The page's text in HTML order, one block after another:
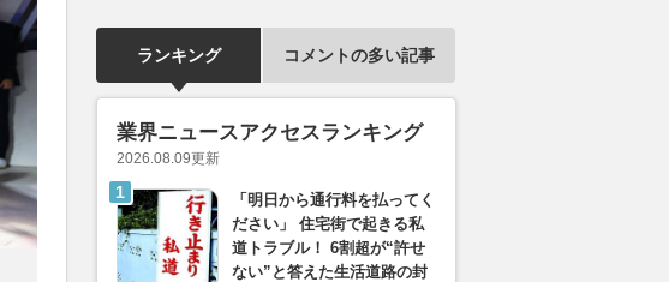
ランキング コメントの多い記事
業界ニュースアクセスランキング
2026.08.09更新
「明日から通行料を払ってく
ださい」 住宅街で起きる私
道トラブル！ 6割超が“許せ
ない”と答えた生活道路の封